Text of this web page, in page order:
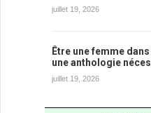
juillet 19, 2026
Être une femme
une anthologie
juillet 19, 2026